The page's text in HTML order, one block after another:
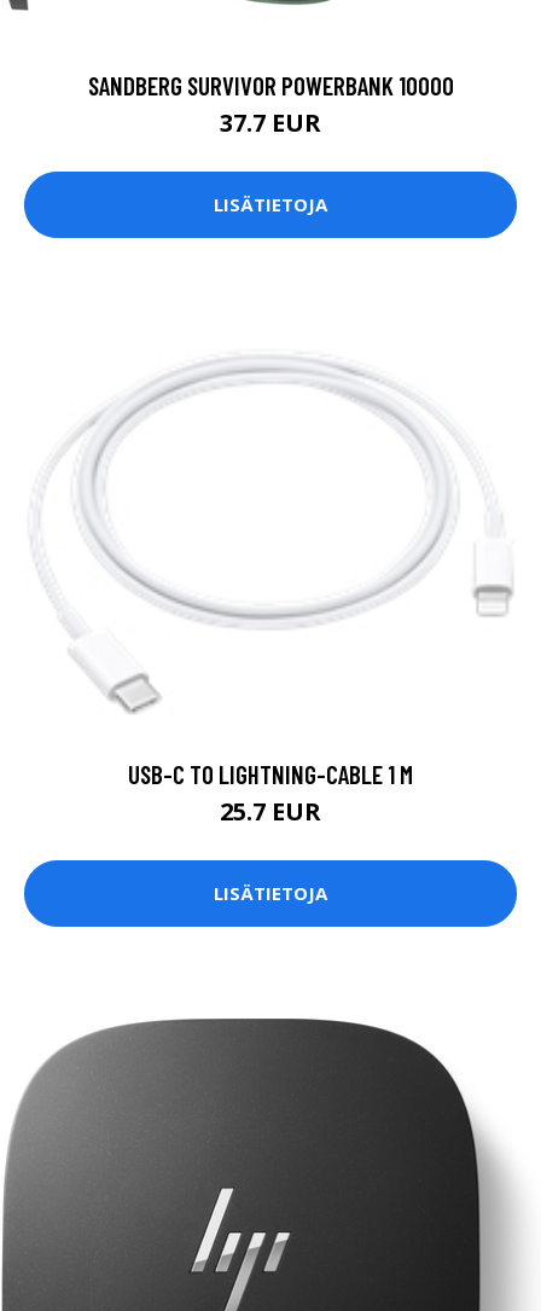
SANDBERG SURVIVOR POWERBANK 10000
37.7 EUR
LISÄTIETOJA
USB-C TO LIGHTNING-CABLE 1 M
25.7 EUR
LISÄTIETOJA